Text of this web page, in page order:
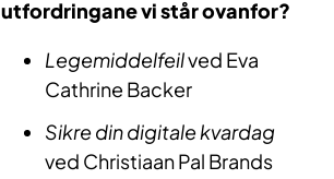
utfordringane vi står ovanfor?
Legemiddelfeilved Eva
Cathrine Backer
Sikre din digitale kvardag
ved Christiaan Pal Brands